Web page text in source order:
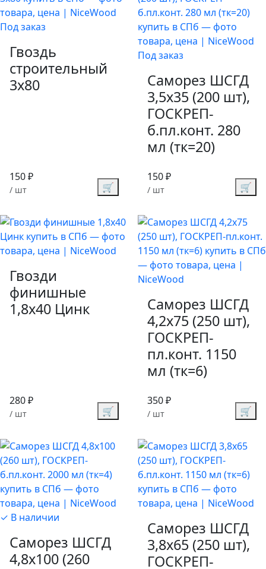
Под заказ
Гвоздь
строительный
3х80
150 ₽
/ шт 🛒
Под заказ
Саморез ШСГД
3,5х35 (200 шт),
ГОСКРЕП-
б.пл.конт. 280
мл (тк=20)
150 ₽
/ шт 🛒
Гвозди
финишные
1,8х40 Цинк
280 ₽
/ шт 🛒
Саморез ШСГД
4,2х75 (250 шт),
ГОСКРЕП-
пл.конт. 1150
мл (тк=6)
350 ₽
/ шт 🛒
✓ В наличии
Саморез ШСГД
4,8х100 (260
Саморез ШСГД
3,8х65 (250 шт),
ГОСКРЕП-